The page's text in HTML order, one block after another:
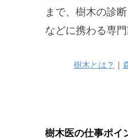
まで、樹木の診
などに携わる専
樹木とは？
樹木医の仕事ポイ